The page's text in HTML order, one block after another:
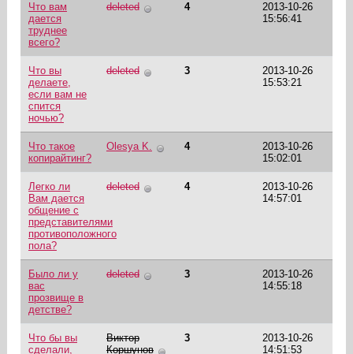
Что вам
дается
труднее
всего?
deleted 4
2013-10-26
15:56:41
Что вы
делаете,
если вам не
спится
ночью?
deleted 3
2013-10-26
15:53:21
Что такое
копирайтинг?
Olesya K. 4
2013-10-26
15:02:01
Легко ли
Вам дается
общение с
представителями
противоположного
пола?
deleted 4
2013-10-26
14:57:01
Было ли у
вас
прозвище в
детстве?
deleted 3
2013-10-26
14:55:18
Что бы вы
сделали,
Виктор
Коршунов
3
2013-10-26
14:51:53